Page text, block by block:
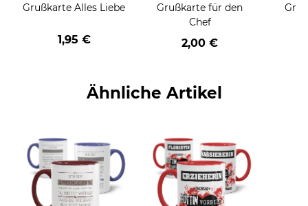
Grußkarte Alles Liebe
1,95 €
Grußkarte für den
Chef
2,00 €
Ähnliche Artikel